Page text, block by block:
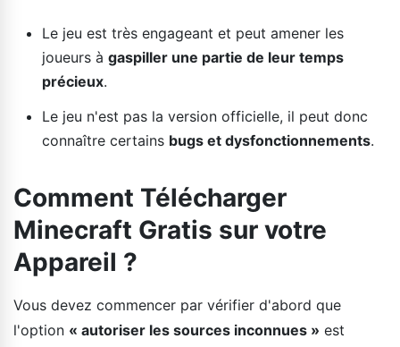
Le jeu est très engageant et peut amener les
joueurs à gaspiller une partie de leur temps
précieux.
Le jeu n'est pas la version officielle, il peut donc
connaître certains bugs et dysfonctionnements.
Comment Télécharger
Minecraft Gratis sur votre
Appareil ?
Vous devez commencer par vérifier d'abord que
l'option « autoriser les sources inconnues » est